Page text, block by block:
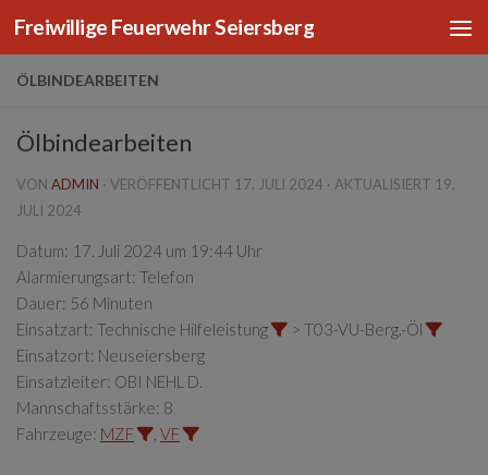
Zum Inhalt springen
Freiwillige Feuerwehr Seiersberg
ÖLBINDEARBEITEN
Ölbindearbeiten
VON ADMIN · VERÖFFENTLICHT 17. JULI 2024 · AKTUALISIERT 19.
JULI 2024
Datum: 17. Juli 2024 um 19:44 Uhr
Alarmierungsart: Telefon
Dauer: 56 Minuten
Einsatzart: Technische Hilfeleistung
> T03-VU-Berg.-Öl
Einsatzort: Neuseiersberg
Einsatzleiter: OBI NEHL D.
Mannschaftsstärke: 8
Fahrzeuge: MZF VF